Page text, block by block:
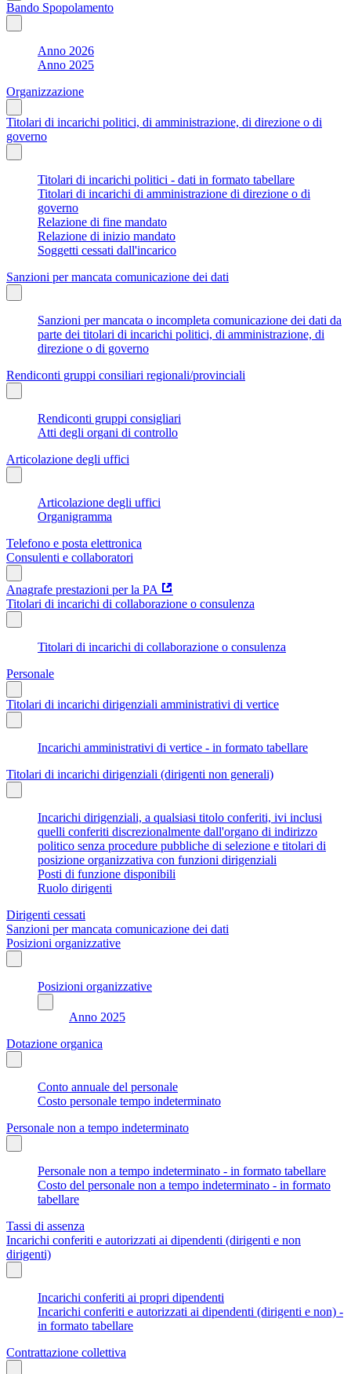
Bando Spopolamento
Anno 2026
Anno 2025
Organizzazione
Titolari di incarichi politici, di amministrazione, di direzione o di
governo
Titolari di incarichi politici - dati in formato tabellare
Titolari di incarichi di amministrazione di direzione o di
governo
Relazione di fine mandato
Relazione di inizio mandato
Soggetti cessati dall'incarico
Sanzioni per mancata comunicazione dei dati
Sanzioni per mancata o incompleta comunicazione dei dati da
parte dei titolari di incarichi politici, di amministrazione, di
direzione o di governo
Rendiconti gruppi consiliari regionali/provinciali
Rendiconti gruppi consigliari
Atti degli organi di controllo
Articolazione degli uffici
Articolazione degli uffici
Organigramma
Telefono e posta elettronica
Consulenti e collaboratori
Anagrafe prestazioni per la PA
Titolari di incarichi di collaborazione o consulenza
Titolari di incarichi di collaborazione o consulenza
Personale
Titolari di incarichi dirigenziali amministrativi di vertice
Incarichi amministrativi di vertice - in formato tabellare
Titolari di incarichi dirigenziali (dirigenti non generali)
Incarichi dirigenziali, a qualsiasi titolo conferiti, ivi inclusi
quelli conferiti discrezionalmente dall'organo di indirizzo
politico senza procedure pubbliche di selezione e titolari di
posizione organizzativa con funzioni dirigenziali
Posti di funzione disponibili
Ruolo dirigenti
Dirigenti cessati
Sanzioni per mancata comunicazione dei dati
Posizioni organizzative
Posizioni organizzative
Anno 2025
Dotazione organica
Conto annuale del personale
Costo personale tempo indeterminato
Personale non a tempo indeterminato
Personale non a tempo indeterminato - in formato tabellare
Costo del personale non a tempo indeterminato - in formato
tabellare
Tassi di assenza
Incarichi conferiti e autorizzati ai dipendenti (dirigenti e non
dirigenti)
Incarichi conferiti ai propri dipendenti
Incarichi conferiti e autorizzati ai dipendenti (dirigenti e non) -
in formato tabellare
Contrattazione collettiva